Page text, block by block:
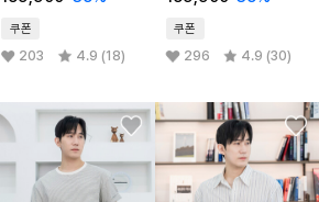
쿠폰
203 4.9 (18)
쿠폰
296 4.9 (30)